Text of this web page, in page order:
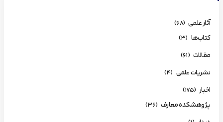
آثار علمی (68)
کتاب‌ها (3)
مقالات (61)
نشریات علمی (4)
اخبار (175)
پژوهشکده معارف (36)